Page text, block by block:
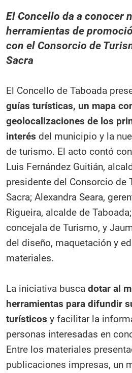
El Concello da a conocer
herramientas de
con el Consorcio de
Sacra
El Concello de Taboada
guías turísticas, un mapa
geolocalizaciones de los
interés del municipio y la
de turismo. El acto contó
Luis Fernández Guitián,
presidente del Consorcio de
Sacra; Alexandra Seara,
Rigueira, alcalde de
concejala de Turismo, y
del diseño, maquetación y
materiales.
La iniciativa busca dotar al
herramientas para difundir
turísticos y facilitar la
personas interesadas en
Entre los materiales
publicaciones impresas, un